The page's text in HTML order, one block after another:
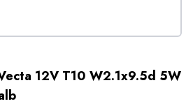
12V T10 W2.1x9.5d 5W